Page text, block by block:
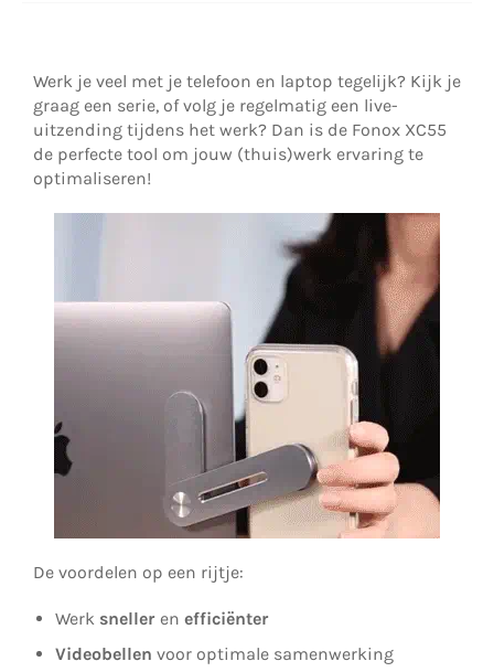
Werk je veel met je telefoon en laptop tegelijk? Kijk je
graag een serie, of volg je regelmatig een live-
uitzending tijdens het werk? Dan is de Fonox XC55
de perfecte tool om jouw (thuis)werk ervaring te
optimaliseren!
De voordelen op een rijtje:
Werk sneller en efficiënter
Videobellen voor optimale samenwerking